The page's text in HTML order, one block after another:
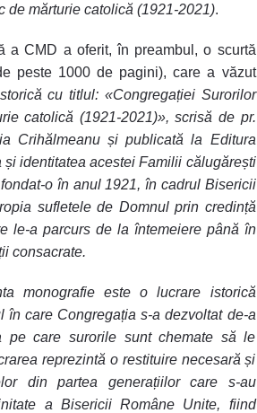
de mărturie catolică (1921-2021).
a CMD a oferit, în preambul, o scurtă
peste 1000 de pagini), care a văzut
cu titlul: «Congregației Surorilor
catolică (1921-2021)», scrisă de pr.
Crihălmeanu și publicată la Editura
identitatea acestei Familii călugărești
o în anul 1921, în cadrul Bisericii
sufletele de Domnul prin credință
le-a parcurs de la întemeiere până în
consacrate.
monografie este o lucrare istorică
în care Congregația s-a dezvoltat de-a
pe care surorile sunt chemate să le
reprezintă o restituire necesară și
din partea generațiilor care s-au
a Bisericii Române Unite, fiind